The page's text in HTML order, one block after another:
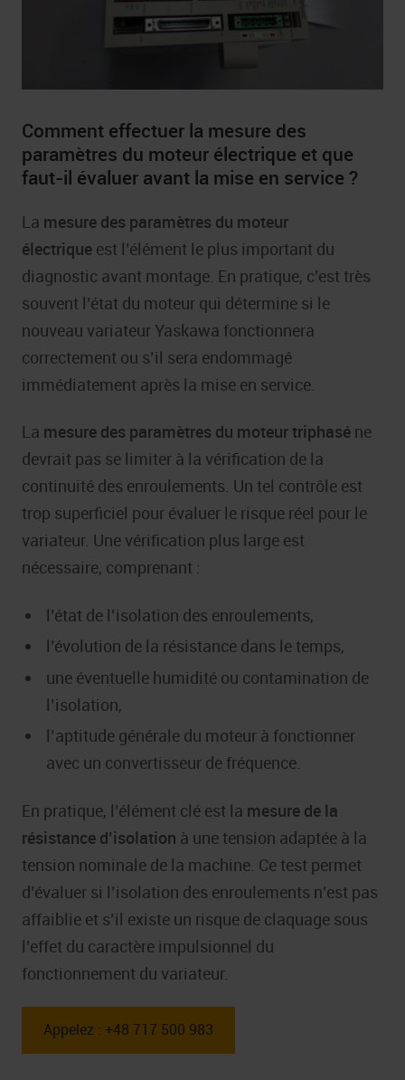
Comment effectuer la mesure des
paramètres du moteur électrique et que
faut-il évaluer avant la mise en service ?
La mesure des paramètres du moteur
électrique est l’élément le plus important du
diagnostic avant montage. En pratique, c’est très
souvent l’état du moteur qui détermine si le
nouveau variateur Yaskawa fonctionnera
correctement ou s’il sera endommagé
immédiatement après la mise en service.
La mesure des paramètres du moteur triphasé ne
devrait pas se limiter à la vérification de la
continuité des enroulements. Un tel contrôle est
trop superficiel pour évaluer le risque réel pour le
variateur. Une vérification plus large est
nécessaire, comprenant :
l’état de l’isolation des enroulements,
l’évolution de la résistance dans le temps,
une éventuelle humidité ou contamination de
l’isolation,
l’aptitude générale du moteur à fonctionner
avec un convertisseur de fréquence.
En pratique, l’élément clé est la mesure de la
résistance d’isolation à une tension adaptée à la
tension nominale de la machine. Ce test permet
d’évaluer si l’isolation des enroulements n’est pas
affaiblie et s’il existe un risque de claquage sous
l’effet du caractère impulsionnel du
fonctionnement du variateur.
Appelez : +48 717 500 983